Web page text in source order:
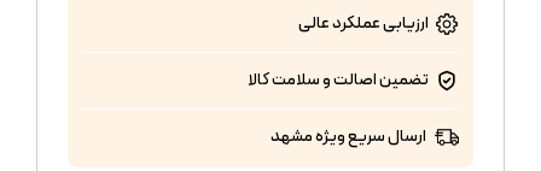
ارزیابی عملکردعالی
تضمین اصالت و سلامت کالا
ارسال سریع ویژه مشهد